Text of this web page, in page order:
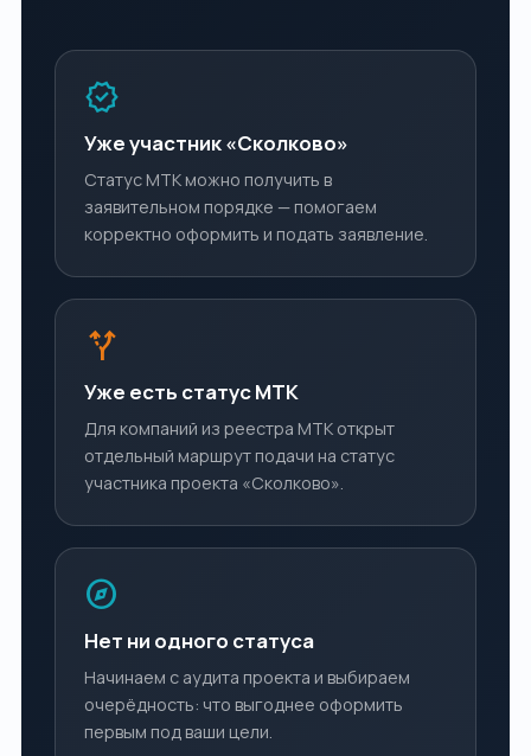
verified
Уже участник «Сколково»
Статус МТК можно получить в
заявительном порядке — помогаем
корректно оформить и подать заявление.
alt_route
Уже есть статус МТК
Для компаний из реестра МТК открыт
отдельный маршрут подачи на статус
участника проекта «Сколково».
explore
Нет ни одного статуса
Начинаем с аудита проекта и выбираем
очерёдность: что выгоднее оформить
первым под ваши цели.